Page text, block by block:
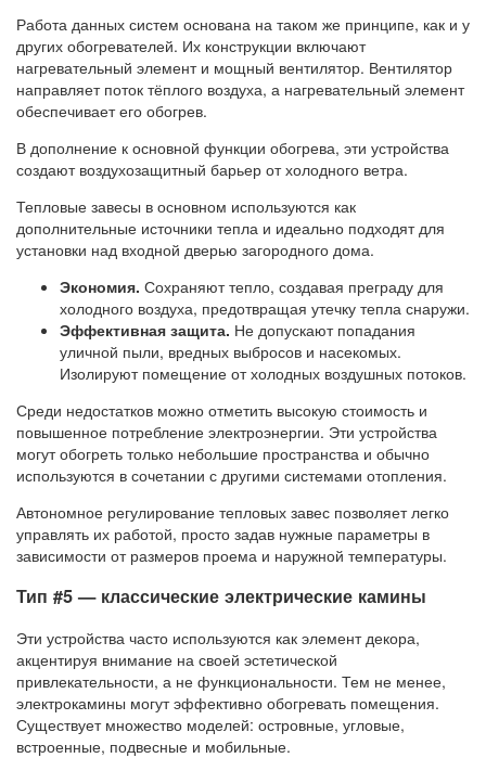
Работа данных систем основана на таком же принципе, как и у
других обогревателей. Их конструкции включают
нагревательный элемент и мощный вентилятор. Вентилятор
направляет поток тёплого воздуха, а нагревательный элемент
обеспечивает его обогрев.
В дополнение к основной функции обогрева, эти устройства
создают воздухозащитный барьер от холодного ветра.
Тепловые завесы в основном используются как
дополнительные источники тепла и идеально подходят для
установки над входной дверью загородного дома.
Экономия. Сохраняют тепло, создавая преграду для
холодного воздуха, предотвращая утечку тепла снаружи.
Эффективная защита. Не допускают попадания
уличной пыли, вредных выбросов и насекомых.
Изолируют помещение от холодных воздушных потоков.
Среди недостатков можно отметить высокую стоимость и
повышенное потребление электроэнергии. Эти устройства
могут обогреть только небольшие пространства и обычно
используются в сочетании с другими системами отопления.
Автономное регулирование тепловых завес позволяет легко
управлять их работой, просто задав нужные параметры в
зависимости от размеров проема и наружной температуры.
Тип #5 — классические электрические камины
Эти устройства часто используются как элемент декора,
акцентируя внимание на своей эстетической
привлекательности, а не функциональности. Тем не менее,
электрокамины могут эффективно обогревать помещения.
Существует множество моделей: островные, угловые,
встроенные, подвесные и мобильные.